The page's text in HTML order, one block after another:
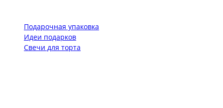
Подарочная упаковка
Идеи подарков
Свечи для торта